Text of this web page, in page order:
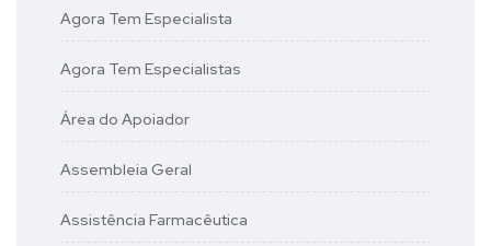
Agora Tem Especialista
Agora Tem Especialistas
Área do Apoiador
Assembleia Geral
Assistência Farmacêutica